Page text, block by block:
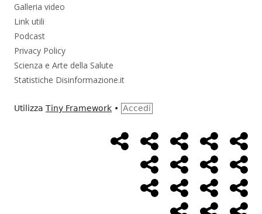
Galleria video
Link utili
Podcast
Privacy Policy
Scienza e Arte della Salute
Statistiche Disinformazione.it
Utilizza Tiny Framework • Accedi
MenùHome
Page
Alimentazione
AmbienteBambini
Cancro ControlloEconomia
FarmaciMassoneriaNWO
Salute Storia